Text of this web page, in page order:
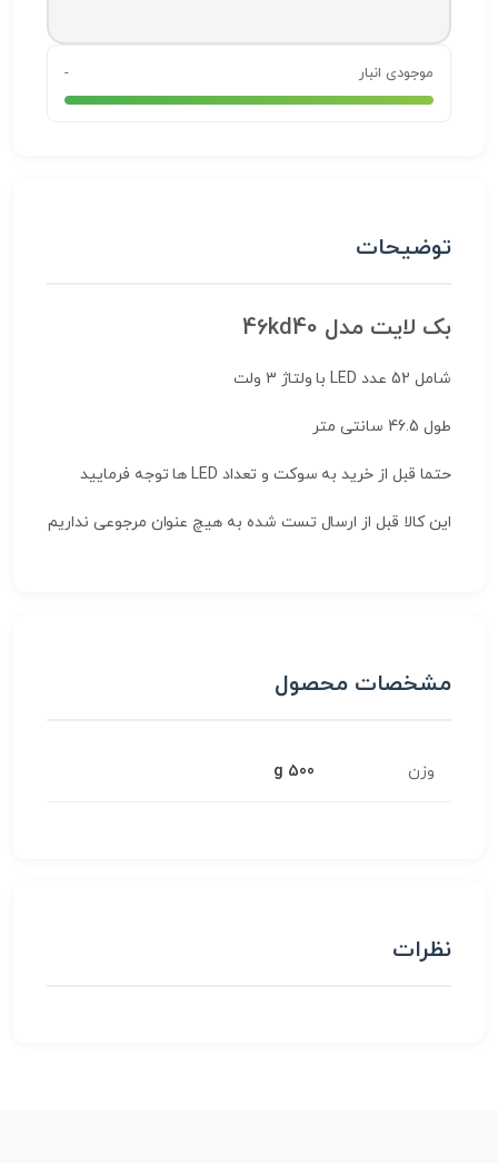
موجودی انبار -
توضیحات
بک لایت مدل 46kd40
شامل 52 عدد LED با ولتاژ 3 ولت
طول 46.5 سانتی متر
حتما قبل از خرید به سوکت و تعداد LED ها توجه فرمایید
این کالا قبل از ارسال تست شده به هیچ عنوان مرجوعی نداریم
مشخصات محصول
وزن 500 g
نظرات